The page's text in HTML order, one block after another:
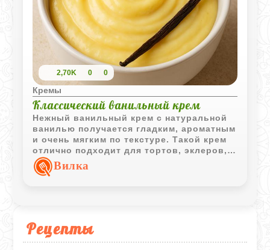
Рецепты
2,70K 0 0
Кремы
Классический ванильный крем
Нежный ванильный крем с натуральной
ванилью получается гладким, ароматным
и очень мягким по текстуре. Такой крем
отлично подходит для тортов, эклеров,
тартов и лёгких домашних десертов.
Вилка